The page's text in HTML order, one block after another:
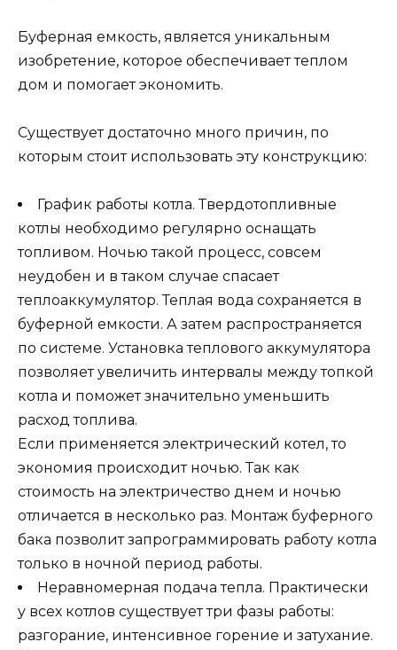
Буферная емкость, является уникальным
изобретение, которое обеспечивает теплом
дом и помогает экономить.
Существует достаточно много причин, по
которым стоит использовать эту конструкцию:
График работы котла. Твердотопливные
котлы необходимо регулярно оснащать
топливом. Ночью такой процесс, совсем
неудобен и в таком случае спасает
теплоаккумулятор. Теплая вода сохраняется в
буферной емкости. А затем распространяется
по системе. Установка теплового аккумулятора
позволяет увеличить интервалы между топкой
котла и поможет значительно уменьшить
расход топлива.
Если применяется электрический котел, то
экономия происходит ночью. Так как
стоимость на электричество днем и ночью
отличается в несколько раз. Монтаж буферного
бака позволит запрограммировать работу котла
только в ночной период работы.
Неравномерная подача тепла. Практически
у всех котлов существует три фазы работы:
разгорание, интенсивное горение и затухание.